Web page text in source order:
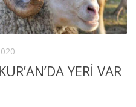
YERİ VAR